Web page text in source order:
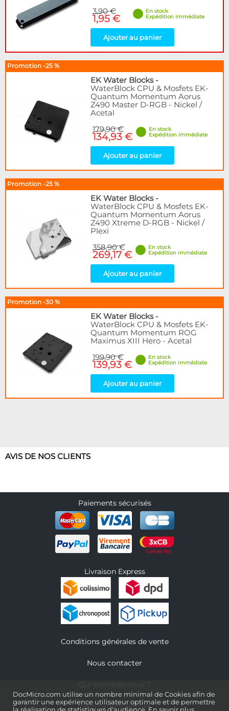
DocMicro.com utilise un nombre minimal de Cookies afin de
garantir une expérience utilisateur optimale et de permettre
3,90 €
1,95 €
En stock
Expédition immédiate
Ajouter au panier
Promotion -25 %
EK Water Blocks-
WaterBlock CPU & Mosfets EK-
Quantum Momentum Aorus
Z490 Master D-RGB - Nickel /
Acetal
179,90 €
134,93 €
En stock
Expédition immédiate
Ajouter au panier
Promotion -25 %
EK Water Blocks-
WaterBlock CPU & Mosfets EK-
Quantum Momentum Aorus
Z490 Xtreme D-RGB - Nickel /
Plexi
358,90 €
269,17 €
En stock
Expédition immédiate
Ajouter au panier
Promotion -30 %
EK Water Blocks-
WaterBlock CPU & Mosfets EK-
Quantum Momentum ROG
Maximus XIII Hero - Acetal
199,90 €
139,93 €
En stock
Expédition immédiate
Ajouter au panier
AVIS DE NOS CLIENTS
Paiements sécurisés
Livraison Express
Conditions générales de vente
Nous contacter
Informations légales